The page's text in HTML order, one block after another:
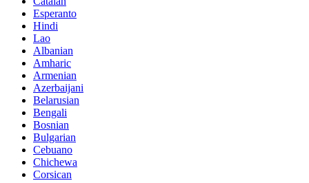
Esperanto
Hindi
Lao
Albanian
Amharic
Armenian
Azerbaijani
Belarusian
Bengali
Bosnian
Bulgarian
Cebuano
Chichewa
Corsican